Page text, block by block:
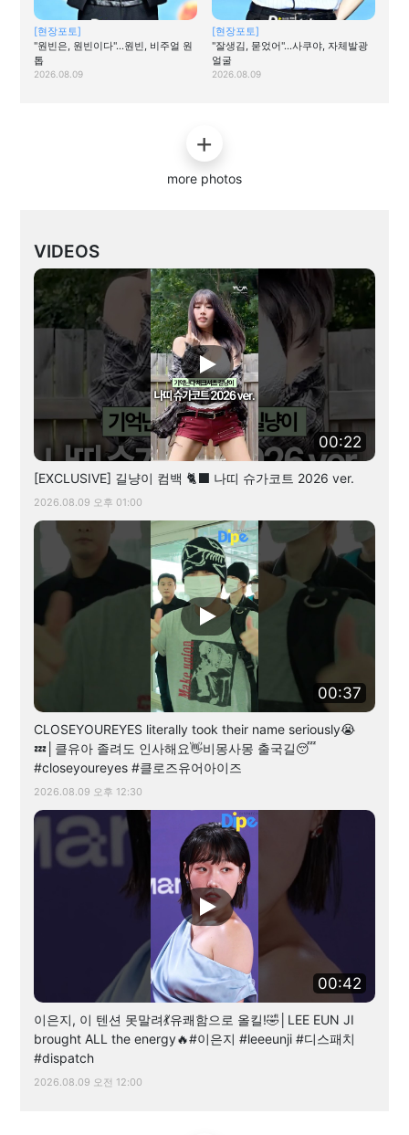
[현장포토]
"원빈은, 원빈이다"…원빈, 비주얼 원
톱
2026.08.09
[현장포토]
"잘생김, 묻었어"…사쿠야, 자체발광
얼굴
2026.08.09
more photos
VIDEOS
00:22
[EXCLUSIVE] 길냥이 컴백 🐈‍⬛ 나띠 슈가코트 2026 ver.
2026.08.09 오후 01:00
00:37
CLOSEYOUREYES literally took their name seriously😭
💤│클유아 졸려도 인사해요👋비몽사몽 출국길😴
#closeyoureyes #클로즈유어아이즈
2026.08.09 오후 12:30
00:42
이은지, 이 텐션 못말려💃유쾌함으로 올킬!🤣│LEE EUN JI
brought ALL the energy🔥#이은지 #leeeunji #디스패치
#dispatch
2026.08.09 오전 12:00